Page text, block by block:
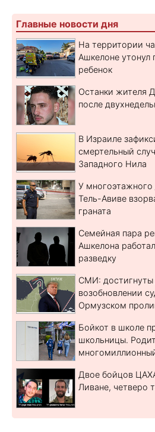
Главные новости дня
На территории
Ашкелоне утонул
ребенок
Останки жителя
после
В Израиле
смертельный
Западного Нила
У
Тель-Авиве
граната
Семейная пара
Ашкелона
разведку
СМИ: достигнуты
возобновлении
Ормузском
Бойкот в школе
школьницы.
Двое бойцов
Ливане, четверо